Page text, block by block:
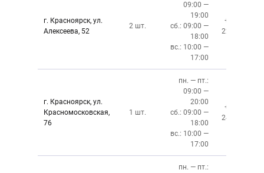
г. Красноярск, ул.
Алексеева, 52
2 шт.
09:00 —
19:00
сб.: 09:00 —
18:00
вс.: 10:00 —
17:00
+7 (391)
220-08-02
г. Красноярск, ул.
Красномосковская,
76
1 шт.
пн. — пт.:
09:00 —
20:00
сб.: 09:00 —
18:00
вс.: 10:00 —
17:00
+7 (391)
243-83-01
пн. — пт.: